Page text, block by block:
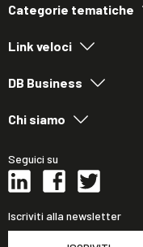
Categorie tematiche
Link veloci
DB Business
Chi siamo
Seguici su
Iscriviti alla newsletter